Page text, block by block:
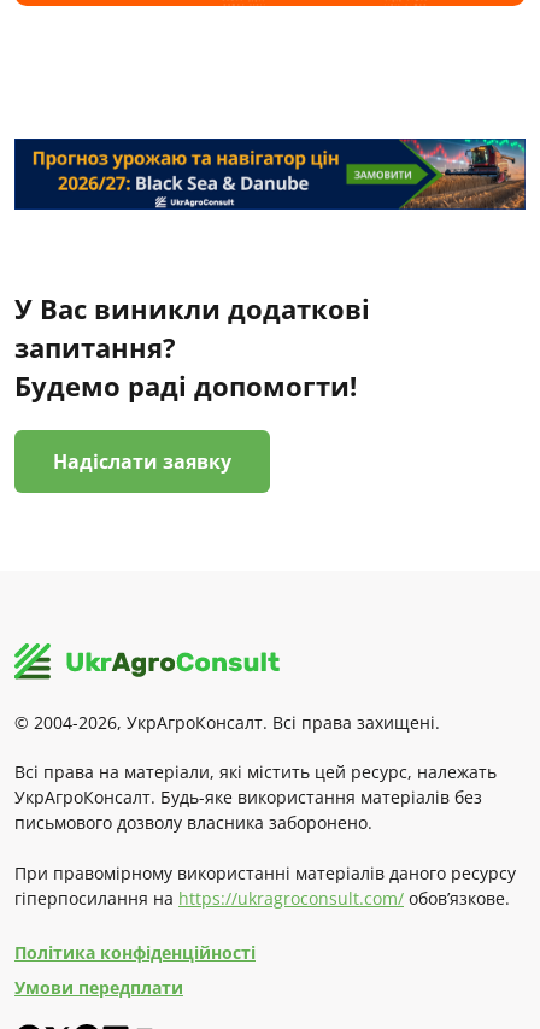
У Вас виникли додаткові
запитання?
Будемо раді допомогти!
Надіслати заявку
© 2004-2026, УкрАгроКонсалт. Всі права захищені.
Всі права на матеріали, які містить цей ресурс, належать
УкрАгроКонсалт. Будь-яке використання матеріалів без
письмового дозволу власника заборонено.
При правомірному використанні матеріалів даного ресурсу
гіперпосилання на https://ukragroconsult.com/ обов’язкове.
Політика конфіденційності
Умови передплати